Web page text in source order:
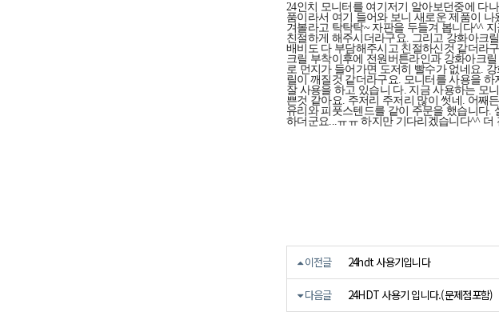
24인치 모니터를 여기저기 알아보던중에 다
품이라서 여기 들어와 보니 새로운 제품이
겨볼라고 탁탁탁~ 자판을 두들겨 봅니다^^
친절하게 해주시더라구요. 그리고 강화아크
배비도 다 부담해주시고 친절하신것 같더라
크릴 부착이후에 전원버튼라인과 강화아크
로 먼지가 들어가면 도저히 빨수가 없네요.
릴이 깨질것 같더라구요. 모니터를 사용을
잘 사용을 하고 있습니 다. 지금 사용하는 모
쁜것 같아요. 주저리 주저리 많이 썻네. 어째
유리와 피풋스텐드를 같이 주문을 했습니다.
하더군요...ㅠㅠ 하지만 기다리겠습니다^^
이전글 24hdt 사용기입니다
다음글 24HDT 사용기 입니다.(문제점포함)